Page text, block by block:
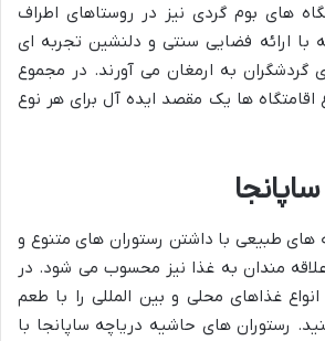
های بوم گردی نیز در روستاهای اطراف
با ارائه فضایی سنتی و دلنشین تجربه ای
گردشگران به ارمغان می آورند. در مجموع
اقامتگاه ها یک مقصد ایده آل برای هر نوع
های طبیعی با داشتن رستوران های متنوع و
مندان به غذا نیز محسوب می شود. در
غذاهای محلی و بین المللی را با طعم
رستوران های حاشیه دریاچه ساپانجا با